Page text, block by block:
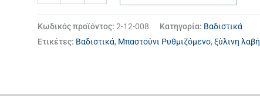
Κωδικός προϊόντος: 2-12-008 Κατηγορία: Βαδιστικά
Ετικέτες: Βαδιστικά, Μπαστούνι Ρυθμιζόμενο,ξύλινη λαβή